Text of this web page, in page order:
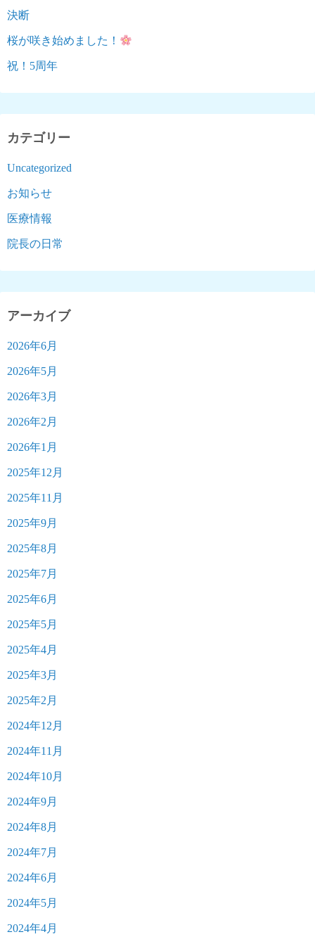
決断
桜が咲き始めました！
祝！5周年
カテゴリー
Uncategorized
お知らせ
医療情報
院長の日常
アーカイブ
2026年6月
2026年5月
2026年3月
2026年2月
2026年1月
2025年12月
2025年11月
2025年9月
2025年8月
2025年7月
2025年6月
2025年5月
2025年4月
2025年3月
2025年2月
2024年12月
2024年11月
2024年10月
2024年9月
2024年8月
2024年7月
2024年6月
2024年5月
2024年4月